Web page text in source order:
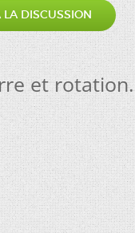
LA DISCUSSION
et rotation.